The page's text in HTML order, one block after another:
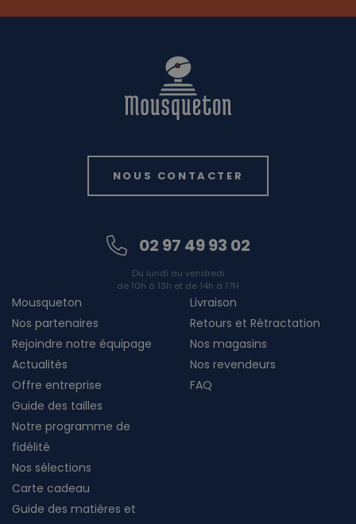
NOUS CONTACTER
02 97 49 93 02
Du lundi au vendredi
de 10h à 13h et de 14h à 17H
Mousqueton
Nos partenaires
Rejoindre notre équipage
Actualités
Offre entreprise
Livraison
Retours et Rétractation
Nos magasins
Nos revendeurs
FAQ
Guide des tailles
Notre programme de
fidélité
Nos sélections
Carte cadeau
Guide des matières et